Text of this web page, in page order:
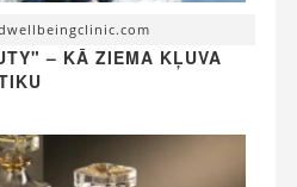
– KĀ ZIEMA KĻUVA